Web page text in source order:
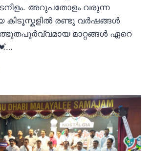
അറുപതോളം വരുന്ന
കിടൂസ്കളിൽ രണ്ടു വർഷങ്ങൾ
മാറ്റങ്ങൾ ഏറെ